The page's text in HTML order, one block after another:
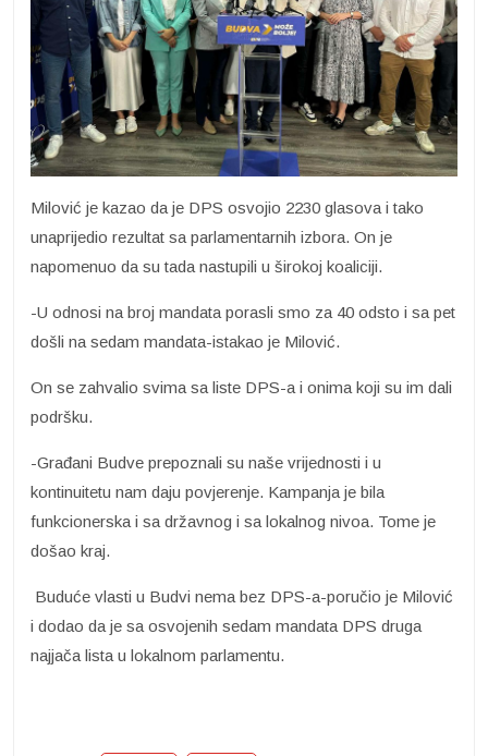
Milović je kazao da je DPS osvojio 2230 glasova i tako
unaprijedio rezultat sa parlamentarnih izbora. On je
napomenuo da su tada nastupili u širokoj koaliciji.
-U odnosi na broj mandata porasli smo za 40 odsto i sa pet
došli na sedam mandata-istakao je Milović.
On se zahvalio svima sa liste DPS-a i onima koji su im dali
podršku.
-Građani Budve prepoznali su naše vrijednosti i u
kontinuitetu nam daju povjerenje. Kampanja je bila
funkcionerska i sa državnog i sa lokalnog nivoa. Tome je
došao kraj.
Buduće vlasti u Budvi nema bez DPS-a-poručio je Milović
i dodao da je sa osvojenih sedam mandata DPS druga
najjača lista u lokalnom parlamentu.